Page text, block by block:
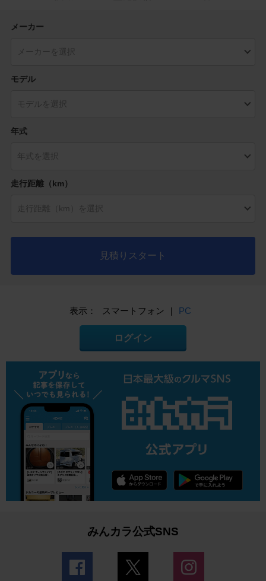
メーカー
モデル
年式
走行距離（km）
見積りスタート
表示： スマートフォン | PC
ログイン
みんカラ公式SNS